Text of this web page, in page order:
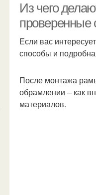
Из чего
проверенные
Если вас
способы и
После монтажа
обрамлении – как
материалов.